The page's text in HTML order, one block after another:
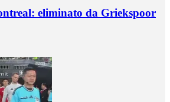
eliminato da Griekspoor